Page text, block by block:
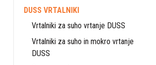
DUSS VRTALNIKI
Vrtalniki za suho vrtanje DUSS
Vrtalniki za suho in mokro vrtanje
DUSS